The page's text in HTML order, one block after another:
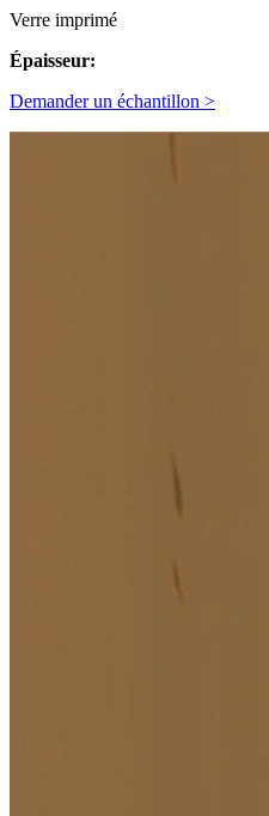
Verre imprimé
Épaisseur:
Demander un échantillon >